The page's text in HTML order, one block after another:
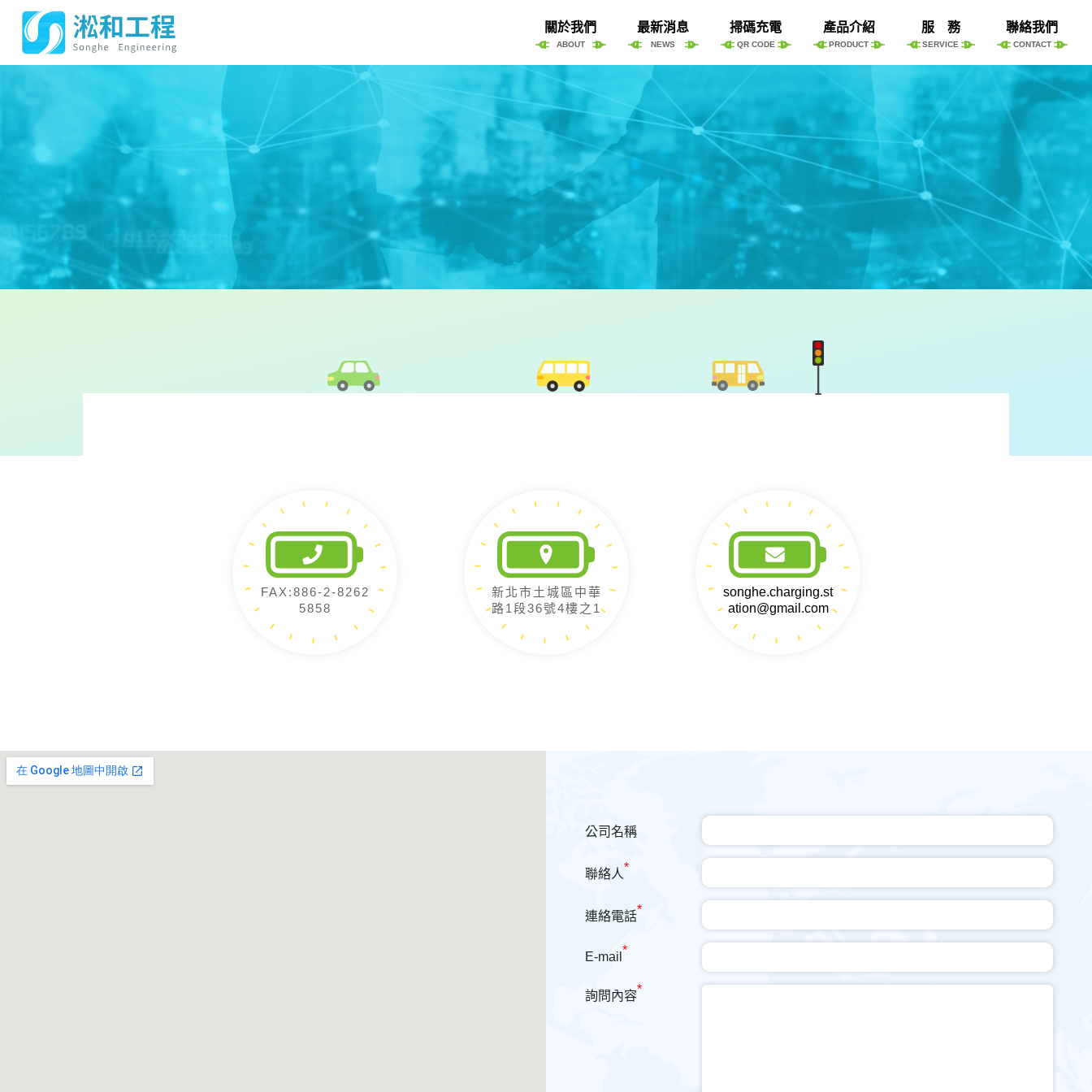
關於我們
ABOUT
最新消息
NEWS
掃碼充電
QR CODE
產品介紹
PRODUCT
服 務
SERVICE
聯絡我們
CONTACT
Contact
FAX:886-2-8262
5858
新北市土城區中華
路1段36號4樓之1
songhe.charging.st
ation@gmail.com
公司名稱
聯絡人*
連絡電話*
E-mail *
詢問內容*